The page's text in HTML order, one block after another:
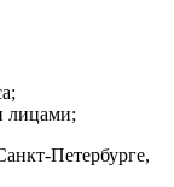
лицами;
Петербурге,